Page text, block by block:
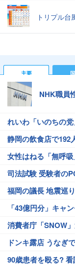
トリプル台
主要
NHK職員
れいわ「いのちの
静岡の飲食店で192
女性はねる「無呼
司法試験 受験者の
福岡の議長 地震巡
「43億円分」キャ
消費者庁「SNOW
ドンキ露店 うなぎ
90歳患者を殴る?